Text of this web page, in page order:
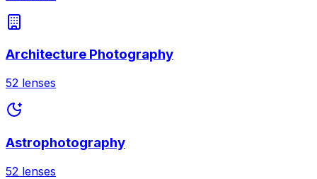
Architecture Photography
52 lenses
Astrophotography
52 lenses